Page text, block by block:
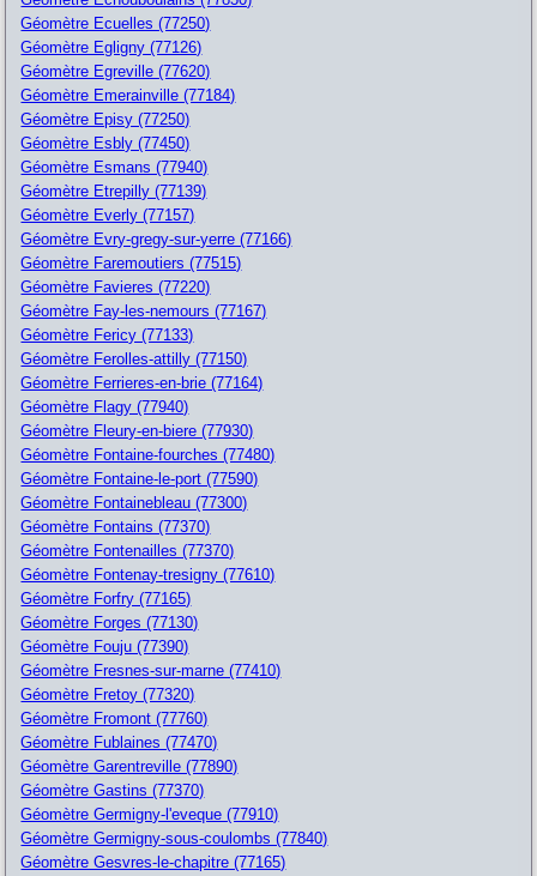
Géomètre Ecuelles (77250)
Géomètre Egligny (77126)
Géomètre Egreville (77620)
Géomètre Emerainville (77184)
Géomètre Episy (77250)
Géomètre Esbly (77450)
Géomètre Esmans (77940)
Géomètre Etrepilly (77139)
Géomètre Everly (77157)
Géomètre Evry-gregy-sur-yerre (77166)
Géomètre Faremoutiers (77515)
Géomètre Favieres (77220)
Géomètre Fay-les-nemours (77167)
Géomètre Fericy (77133)
Géomètre Ferolles-attilly (77150)
Géomètre Ferrieres-en-brie (77164)
Géomètre Flagy (77940)
Géomètre Fleury-en-biere (77930)
Géomètre Fontaine-fourches (77480)
Géomètre Fontaine-le-port (77590)
Géomètre Fontainebleau (77300)
Géomètre Fontains (77370)
Géomètre Fontenailles (77370)
Géomètre Fontenay-tresigny (77610)
Géomètre Forfry (77165)
Géomètre Forges (77130)
Géomètre Fouju (77390)
Géomètre Fresnes-sur-marne (77410)
Géomètre Fretoy (77320)
Géomètre Fromont (77760)
Géomètre Fublaines (77470)
Géomètre Garentreville (77890)
Géomètre Gastins (77370)
Géomètre Germigny-l'eveque (77910)
Géomètre Germigny-sous-coulombs (77840)
Géomètre Gesvres-le-chapitre (77165)